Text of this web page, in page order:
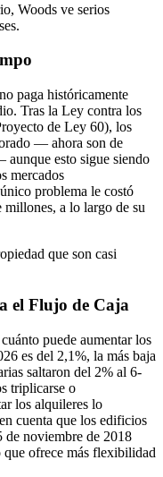
Woods ve serios
paga históricamente
Tras la Ley contra los
de Ley 60), los
— ahora son de
aunque esto sigue siendo
mercados
problema le costó
millones, a lo largo de su
que son casi
el Flujo de Caja
puede aumentar los
es del 2,1%, la más baja
saltaron del 2% al 6-
triplicarse o
los alquileres lo
cuenta que los edificios
de noviembre de 2018
que ofrece más flexibilidad